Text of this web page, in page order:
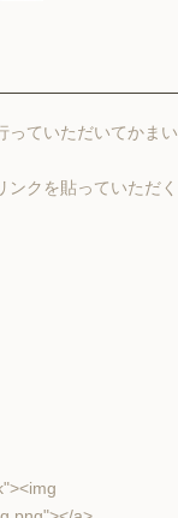
っていただいてかまい
クを貼っていただく